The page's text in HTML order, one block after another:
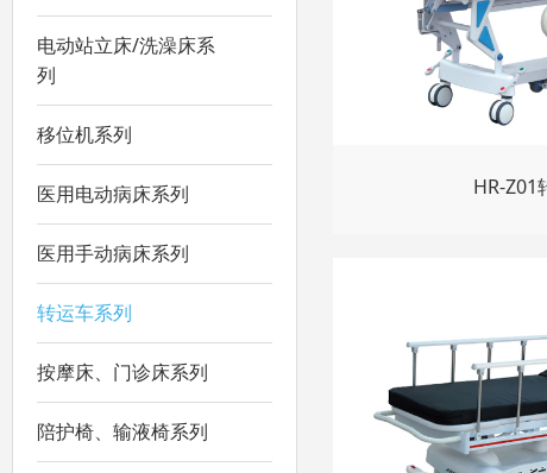
电动站立床/洗澡床系
列
移位机系列
医用电动病床系列
医用手动病床系列
转运车系列
按摩床、门诊床系列
陪护椅、输液椅系列
HR-Z01